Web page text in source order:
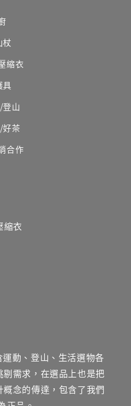
杖
縮衣
具
山
好茶
合作
縮衣
動、登山、生活選物各
需求，在選品上也是把
念的傳達，包含了我們